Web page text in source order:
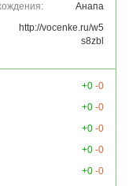
Анапа
http://vocenke.ru/w5
s8zbl
+0 -0
+0 -0
+0 -0
+0 -0
+0 -0